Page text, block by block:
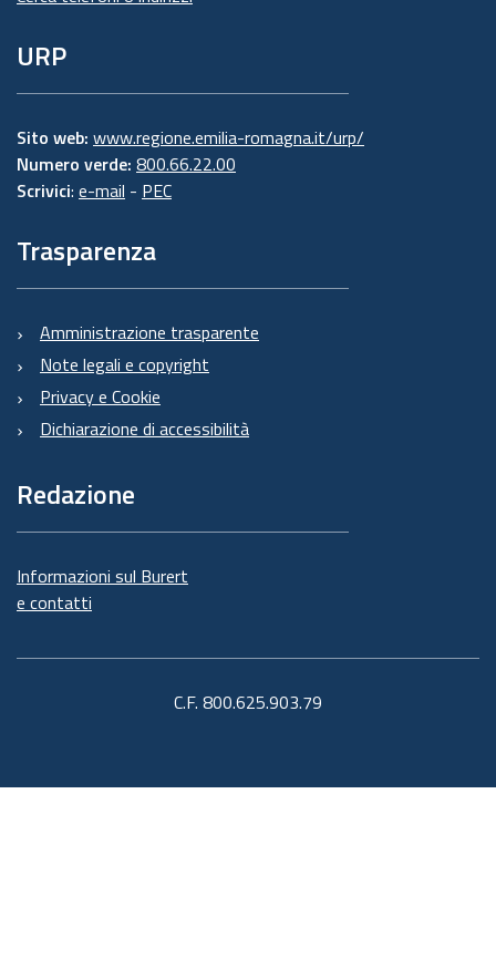
URP
Sito web: www.regione.emilia-romagna.it/urp/
Numero verde: 800.66.22.00
Scrivici: e-mail - PEC
Trasparenza
Amministrazione trasparente
Note legali e copyright
Privacy e Cookie
Dichiarazione di accessibilità
Redazione
Informazioni sul Burert
e contatti
C.F. 800.625.903.79